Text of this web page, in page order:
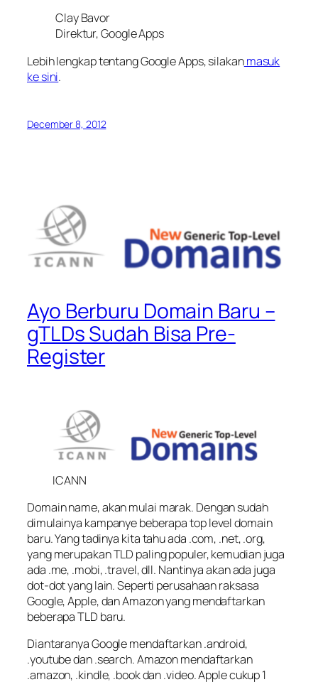
Clay Bavor
Direktur, Google Apps
Lebih lengkap tentang Google Apps, silakanmasuk
ke sini.
December 8, 2012
Ayo Berburu Domain Baru –
gTLDs Sudah Bisa Pre-
Register
ICANN
Domain name, akan mulai marak. Dengan sudah
dimulainya kampanye beberapatop level domain
baru. Yang tadinya kita tahu ada .com, .net, .org,
yang merupakan TLD paling populer, kemudian juga
ada .me, .mobi, .travel, dll. Nantinya akan ada juga
dot-dot yang lain. Seperti perusahaan raksasa
Google, Apple, dan Amazon yang mendaftarkan
beberapa TLD baru.
Diantaranya Google mendaftarkan .android,
.youtube dan .search. Amazon mendaftarkan
.amazon, .kindle, .book dan .video. Apple cukup 1